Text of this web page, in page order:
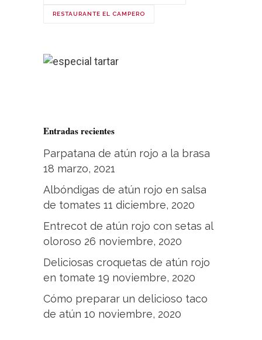
RESTAURANTE EL CAMPERO
Entradas recientes
Parpatana de atún rojo a la brasa
18 marzo, 2021
Albóndigas de atún rojo en salsa
de tomates 11 diciembre, 2020
Entrecot de atún rojo con setas al
oloroso 26 noviembre, 2020
Deliciosas croquetas de atún rojo
en tomate 19 noviembre, 2020
Cómo preparar un delicioso taco
de atún 10 noviembre, 2020